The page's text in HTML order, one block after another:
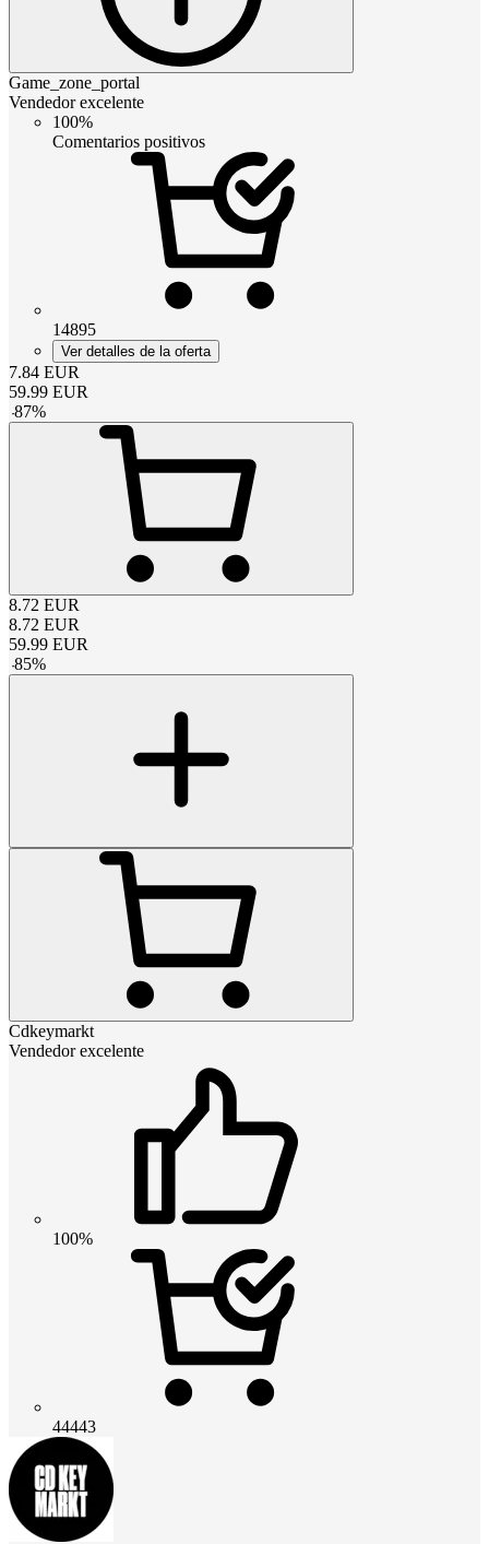
Game_zone_portal
Vendedor excelente
100%
Comentarios positivos
14895
Ver detalles de la oferta
7.84 EUR
59.99 EUR
-87%
8.72 EUR
8.72 EUR
59.99 EUR
-85%
Cdkeymarkt
Vendedor excelente
100%
44443